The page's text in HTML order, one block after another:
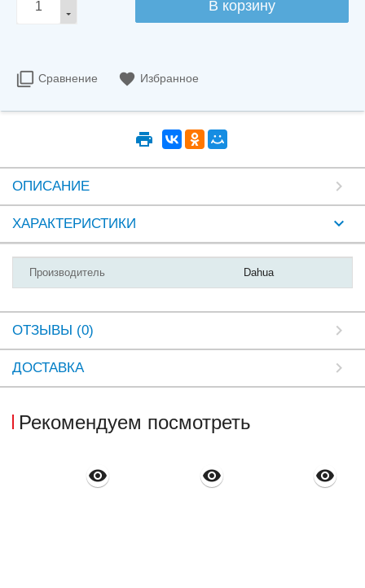
Сравнение Избранное
ОПИСАНИЕ
ХАРАКТЕРИСТИКИ
Производитель Dahua
ОТЗЫВЫ (0)
ДОСТАВКА
Рекомендуем посмотреть